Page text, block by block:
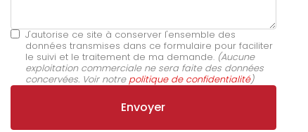
J'autorise ce site à conserver l'ensemble des
données transmises dans ce formulaire pour faciliter
le suivi et le traitement de ma demande. (Aucune
exploitation commerciale ne sera faite des données
concervées. Voir notre politique de confidentialité)